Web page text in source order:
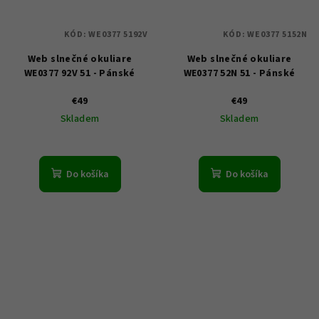
Web slnečné okuliare
WE0377 92V 51 - Pánské
€49
Skladem
Do košíka
KÓD:WE0377 5192V
Web slnečné okuliare
WE0377 52N 51 - Pánské
€49
Skladem
Do košíka
KÓD:WE0377 5152N